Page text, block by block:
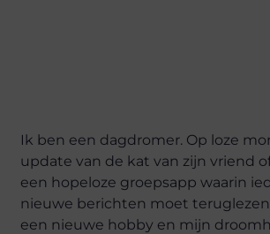
Ik ben een dagdromer. Op loze
update van de kat van zijn vriend
een hopeloze groepsapp waarin
nieuwe berichten moet
een nieuwe hobby en mijn